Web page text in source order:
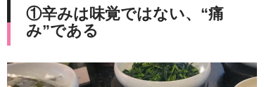
①辛みは味覚ではない、“痛
み”である